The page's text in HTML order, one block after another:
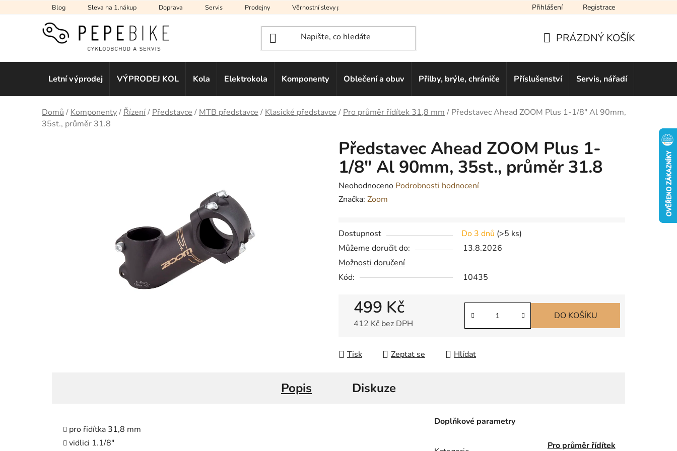
na
Blog Sleva na 1.nákup Doprava Servis Prodejny Věrnostní slevy pro vás Obchodní podmínky
Přihlášení Registrace
KOŠÍK
PRÁZDNÝ KOŠÍK
Letní výprodej VÝPRODEJ KOL Kola Elektrokola Komponenty Oblečení a obuv Přilby, brýle, chrániče Příslušenství Servis, nářadí
Domů / Komponenty/ Řízení/ Představce / MTB představce / Klasické představce / Pro průměr řídítek 31,8 mm / Představec Ahead ZOOM Plus 1-1/8" Al 90mm,
35st., průměr 31.8
Představec Ahead ZOOM Plus 1-
1/8" Al 90mm, 35st., průměr 31.8
Průměrné
hodnocení
0,0
z
5
hvězdiček.
Neohodnoceno Podrobnosti hodnocení
Značka: Zoom
Dostupnost Do 3 dnů (>5 ks)
Můžeme doručit do:
13.8.2026
Možnosti doručení
Kód:
10435
499 Kč
412 Kč bez DPH
DO KOŠÍKU
Tisk Zeptat se Hlídat
Popis Diskuze
pro řidítka 31,8 mm
vidlici 1.1/8"
Doplňkové parametry
Pro průměr řídítek